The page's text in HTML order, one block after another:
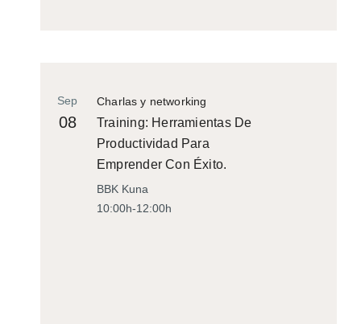
Charlas y networking
Sep
08
Training: Herramientas De
Productividad Para
Emprender Con Éxito.
BBK Kuna
10:00h-12:00h